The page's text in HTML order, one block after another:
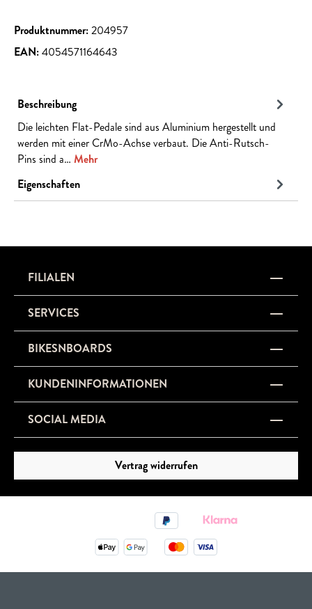
Produktnummer:204957
EAN:4054571164643
Beschreibung
Die leichten Flat-Pedale sind aus Aluminium hergestellt und
werden mit einer CrMo-Achse verbaut. Die Anti-Rutsch-
Pins sind a… Mehr
Eigenschaften
FILIALEN
SERVICES
BIKESNBOARDS
KUNDENINFORMATIONEN
SOCIAL MEDIA
Vertrag widerrufen